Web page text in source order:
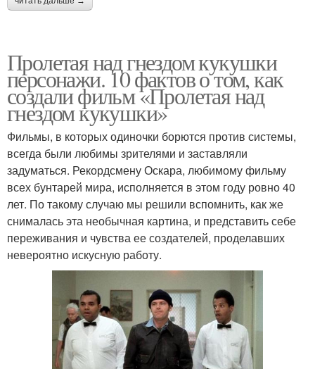
Пролетая над гнездом кукушки
персонажи. 10 фактов о том, как
создали фильм «Пролетая над
гнездом кукушки»
Фильмы, в которых одиночки борются против системы,
всегда были любимы зрителями и заставляли
задуматься. Рекордсмену Оскара, любимому фильму
всех бунтарей мира, исполняется в этом году ровно 40
лет. По такому случаю мы решили вспомнить, как же
снималась эта необычная картина, и представить себе
переживания и чувства ее создателей, проделавших
невероятно искусную работу.